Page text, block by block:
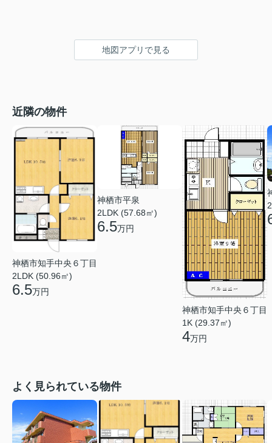
地図アプリで見る
近隣の物件
神栖市知手中央６丁目
2LDK (50.96㎡)
6.5万円
神栖市平泉
2LDK (57.68㎡)
6.5万円
神栖市知手中央６丁目
1K (29.37㎡)
4万円
よく見られている物件